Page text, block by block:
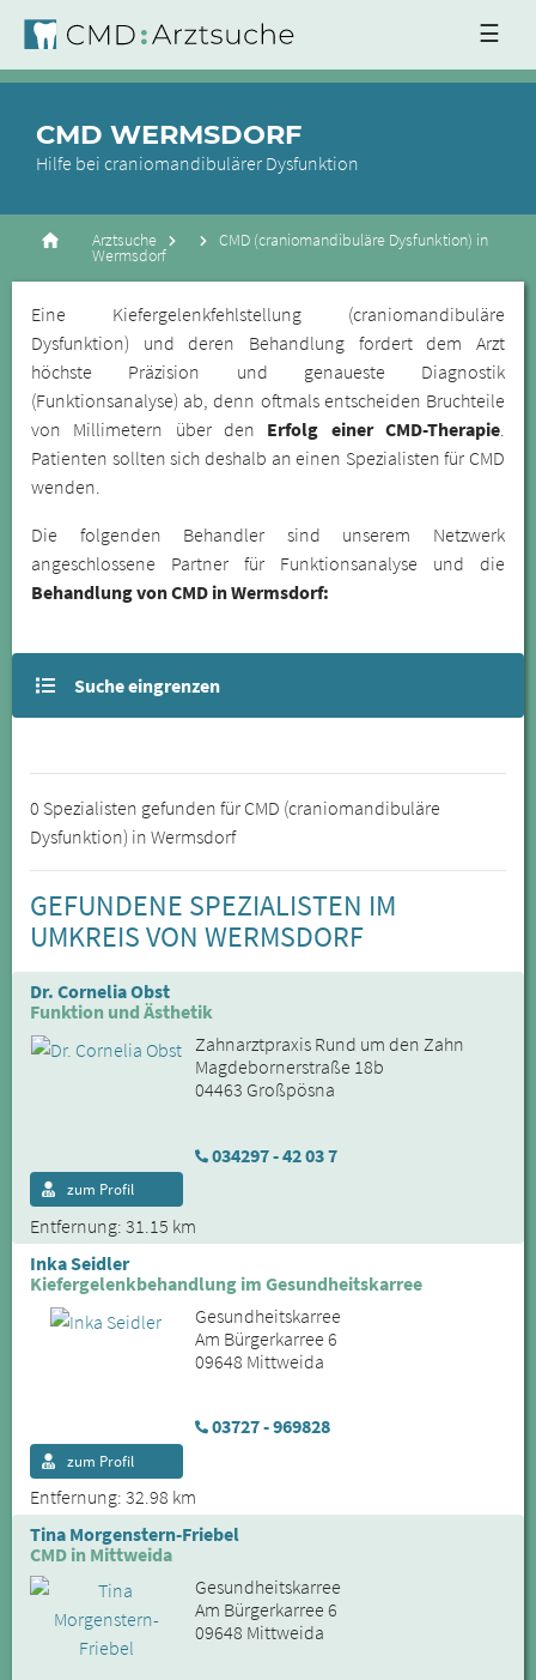
☰
CMD WERMSDORF
Hilfe bei craniomandibulärer Dysfunktion
Arztsuche CMD (craniomandibuläre Dysfunktion) in
Wermsdorf
Eine Kiefergelenkfehlstellung (craniomandibuläre
Dysfunktion) und deren Behandlung fordert dem Arzt
höchste Präzision und genaueste Diagnostik
(Funktionsanalyse) ab, denn oftmals entscheiden Bruchteile
von Millimetern über den Erfolg einer CMD-Therapie.
Patienten sollten sich deshalb an einen Spezialisten für CMD
wenden.
Die folgenden Behandler sind unserem Netzwerk
angeschlossene Partner für Funktionsanalyse und die
Behandlung von CMD in Wermsdorf:
Suche eingrenzen
0 Spezialisten gefunden für CMD (craniomandibuläre
Dysfunktion) in Wermsdorf
GEFUNDENE SPEZIALISTEN IM
UMKREIS VON WERMSDORF
Dr. Cornelia Obst
Funktion und Ästhetik
Zahnarztpraxis Rund um den Zahn
Magdebornerstraße 18b
04463 Großpösna
034297 - 42 03 7
Entfernung: 31.15 km
zum Profil
Inka Seidler
Kiefergelenkbehandlung im Gesundheitskarree
Gesundheitskarree
Am Bürgerkarree 6
09648 Mittweida
03727 - 969828
Entfernung: 32.98 km
zum Profil
Tina Morgenstern-Friebel
CMD in Mittweida
Gesundheitskarree
Am Bürgerkarree 6
09648 Mittweida